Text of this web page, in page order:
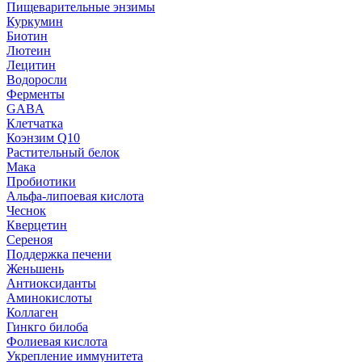
Пищеварительные энзимы
Куркумин
Биотин
Лютеин
Лецитин
Водоросли
Ферменты
GABA
Клетчатка
Коэнзим Q10
Растительный белок
Мака
Пробиотики
Альфа-липоевая кислота
Чеснок
Кверцетин
Сереноя
Поддержка печени
Женьшень
Антиоксиданты
Аминокислоты
Коллаген
Гинкго билоба
Фолиевая кислота
Укрепление иммунитета